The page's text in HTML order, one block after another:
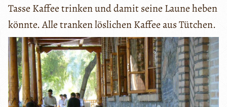
Tasse Kaffee trinken und damit seine Laune heben
könnte. Alle tranken löslichen Kaffee aus Tütchen.